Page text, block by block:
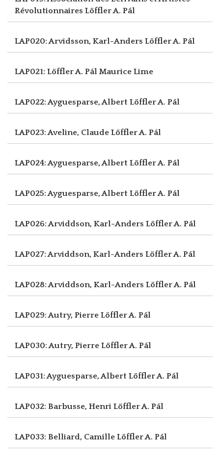
Révolutionnaires Löffler A. Pál
LAP020: Arvidsson, Karl-Anders Löffler A. Pál
LAP021: Löffler A. Pál Maurice Lime
LAP022: Ayguesparse, Albert Löffler A. Pál
LAP023: Aveline, Claude Löffler A. Pál
LAP024: Ayguesparse, Albert Löffler A. Pál
LAP025: Ayguesparse, Albert Löffler A. Pál
LAP026: Arviddson, Karl-Anders Löffler A. Pál
LAP027: Arviddson, Karl-Anders Löffler A. Pál
LAP028: Arviddson, Karl-Anders Löffler A. Pál
LAP029: Autry, Pierre Löffler A. Pál
LAP030: Autry, Pierre Löffler A. Pál
LAP031: Ayguesparse, Albert Löffler A. Pál
LAP032: Barbusse, Henri Löffler A. Pál
LAP033: Belliard, Camille Löffler A. Pál